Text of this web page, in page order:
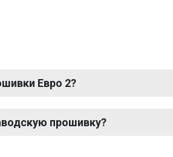
Евро 2?
прошивку?